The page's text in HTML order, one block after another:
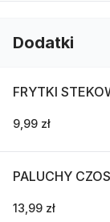
Dodatki
FRYTKI
9,99 zł
PALUCHY
13,99 zł